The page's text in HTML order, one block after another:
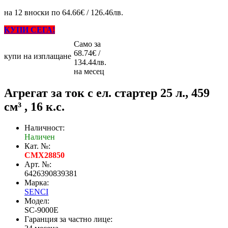
на 12 вноски по 64.66€ / 126.46лв.
КУПИ СЕГА!
купи на изплащане
Само за
68.74€ /
134.44лв.
на месец
Агрегат за ток с ел. стартер 25 л., 459
см³ , 16 к.с.
Наличност:
Наличен
Кат. №:
CMX28850
Арт. №:
6426390839381
Марка:
SENCI
Модел:
SC-9000E
Гаранция за частно лице: